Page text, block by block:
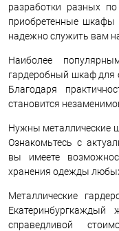
разработки разных
приобретенные шкафы
надежно служить вам
Наиболее
гардеробный шкаф для
Благодаря
становится
Нужны металлические
Ознакомьтесь с
вы имеете
хранения одежды
Металлические
справедливой